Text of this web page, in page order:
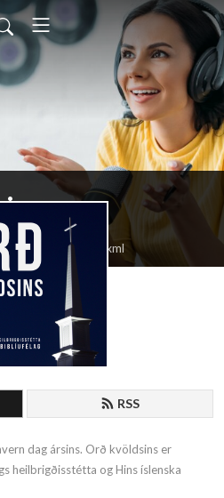
feed.xml
RSS
dag ársins. Orð kvöldsins er
heilbrigðisstétta og Hins íslenska